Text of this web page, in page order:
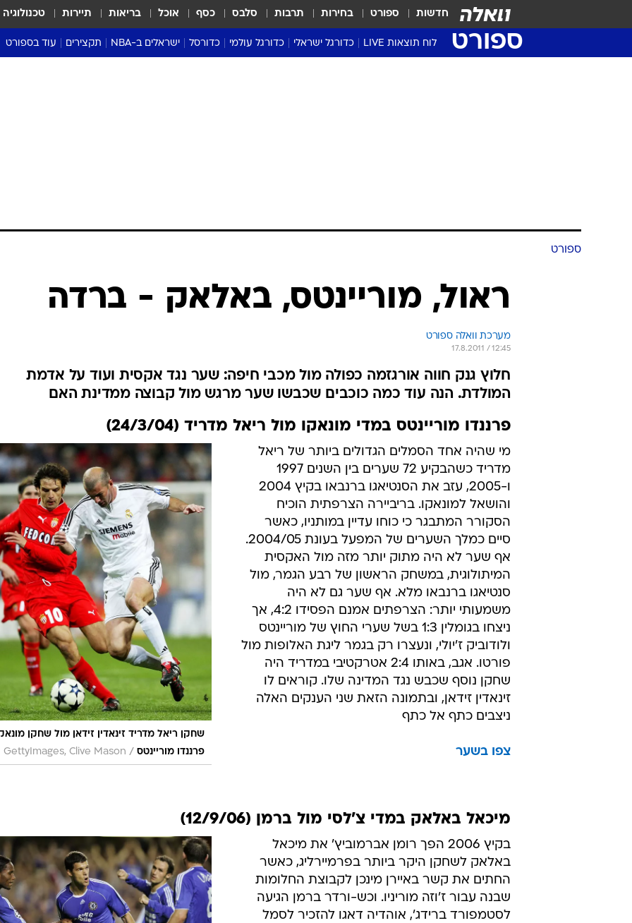
חדשות ספורט בחירות תרבות סלבס כסף אוכל בריאות תיירות טכנולוגיה
ספורט לוח תוצאות LIVE כדורגל ישראלי כדורגל עולמי כדורסל ישראלים ב-NBA תקצירים עוד בספורט
ספורט
ראול, מוריינטס, באלאק - ברדה
מערכת וואלה ספורט
17.8.2011 / 12:45
חלוץ גנק חווה אורגזמה כפולה מול מכבי חיפה: שער נגד אקסית ועוד על אדמת
המולדת. הנה עוד כמה כוכבים שכבשו שער מרגש מול קבוצה ממדינת האם
פרננדו מוריינטס במדי מונאקו מול ריאל מדריד (24/3/04)
שחקן ריאל מדריד זינאדין זידאן מול שחקן
פרננדו מוריינטס /
GettyImages, Clive Mason
מי שהיה אחד הסמלים הגדולים ביותר של ריאל
מדריד כשהבקיע 72 שערים בין השנים 1997
ו-2005, עזב את הסנטיאגו ברנבאו בקיץ 2004
והושאל למונאקו. בריביירה הצרפתית הוכיח
הסקורר המתבגר כי כוחו עדיין במותניו, כאשר
סיים כמלך השערים של המפעל בעונת 2004/05.
אף שער לא היה מתוק יותר מזה מול האקסית
המיתולוגית, במשחק הראשון של רבע הגמר, מול
סנטיאגו ברנבאו מלא. אף שער גם לא היה
משמעותי יותר: הצרפתים אמנם הפסידו 4:2, אך
ניצחו בגומלין 1:3 בשל שערי החוץ של מוריינטס
ולודוביק ז'יולי, ונעצרו רק בגמר ליגת האלופות מול
פורטו. אגב, באותו 2:4 אטרקטיבי במדריד היה
שחקן נוסף שכבש נגד המדינה שלו. קוראים לו
זינאדין זידאן, ובתמונה הזאת שני הענקים האלה
ניצבים כתף אל כתף
צפו בשער
מיכאל באלאק במדי צ'לסי מול ברמן (12/9/06)
בקיץ 2006 הפך רומן אברמוביץ' את מיכאל
באלאק לשחקן היקר ביותר בפרמיירליג, כאשר
החתים את קשר באיירן מינכן לקבוצת החלומות
שבנה עבור ז'וזה מוריניו. וכש-ורדר ברמן הגיעה
לסטמפורד ברידג', אוהדיה דאגו להזכיר לסמל